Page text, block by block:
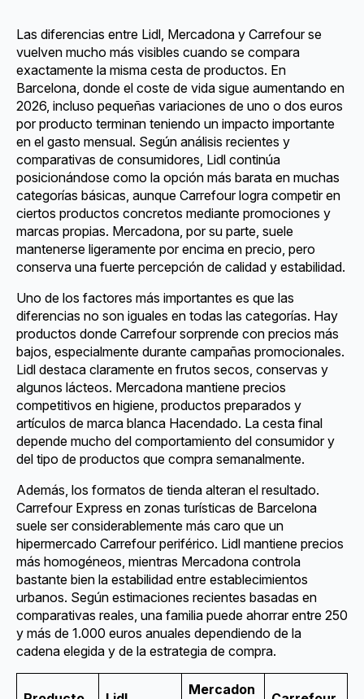
Las diferencias entre Lidl, Mercadona y Carrefour se
vuelven mucho más visibles cuando se compara
exactamente la misma cesta de productos. En
Barcelona, donde el coste de vida sigue aumentando en
2026, incluso pequeñas variaciones de uno o dos euros
por producto terminan teniendo un impacto importante
en el gasto mensual. Según análisis recientes y
comparativas de consumidores, Lidl continúa
posicionándose como la opción más barata en muchas
categorías básicas, aunque Carrefour logra competir en
ciertos productos concretos mediante promociones y
marcas propias. Mercadona, por su parte, suele
mantenerse ligeramente por encima en precio, pero
conserva una fuerte percepción de calidad y estabilidad.
Uno de los factores más importantes es que las
diferencias no son iguales en todas las categorías. Hay
productos donde Carrefour sorprende con precios más
bajos, especialmente durante campañas promocionales.
Lidl destaca claramente en frutos secos, conservas y
algunos lácteos. Mercadona mantiene precios
competitivos en higiene, productos preparados y
artículos de marca blanca Hacendado. La cesta final
depende mucho del comportamiento del consumidor y
del tipo de productos que compra semanalmente.
Además, los formatos de tienda alteran el resultado.
Carrefour Express en zonas turísticas de Barcelona
suele ser considerablemente más caro que un
hipermercado Carrefour periférico. Lidl mantiene precios
más homogéneos, mientras Mercadona controla
bastante bien la estabilidad entre establecimientos
urbanos. Según estimaciones recientes basadas en
comparativas reales, una familia puede ahorrar entre 250
y más de 1.000 euros anuales dependiendo de la
cadena elegida y de la estrategia de compra.
Mercadon